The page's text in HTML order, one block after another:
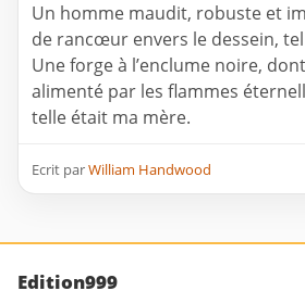
Un homme maudit, robuste et
de rancœur envers le dessein,
Une forge à l’enclume noire,
alimenté par les flammes
telle était ma mère.
Ecrit parWilliam Handwood
Edition999